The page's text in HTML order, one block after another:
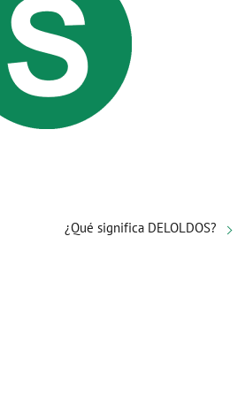
¿Qué significa DELOLDOS?